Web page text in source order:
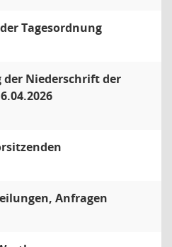
Tagesordnung
der Niederschrift der
Anfragen